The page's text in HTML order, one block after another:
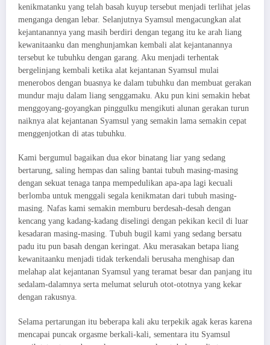
kenikmatanku yang telah basah kuyup tersebut menjadi terlihat jelas
menganga dengan lebar. Selanjutnya Syamsul mengacungkan alat
kejantanannya yang masih berdiri dengan tegang itu ke arah liang
kewanitaanku dan menghunjamkan kembali alat kejantanannya
tersebut ke tubuhku dengan garang. Aku menjadi terhentak
bergelinjang kembali ketika alat kejantanan Syamsul mulai
menerobos dengan buasnya ke dalam tubuhku dan membuat gerakan
mundur maju dalam liang senggamaku. Aku pun kini semakin hebat
menggoyang-goyangkan pinggulku mengikuti alunan gerakan turun
naiknya alat kejantanan Syamsul yang semakin lama semakin cepat
menggenjotkan di atas tubuhku.
Kami bergumul bagaikan dua ekor binatang liar yang sedang
bertarung, saling hempas dan saling bantai tubuh masing-masing
dengan sekuat tenaga tanpa mempedulikan apa-apa lagi kecuali
berlomba untuk menggali segala kenikmatan dari tubuh masing-
masing. Nafas kami semakin memburu berdesah-desah dengan
kencang yang kadang-kadang diselingi dengan pekikan kecil di luar
kesadaran masing-masing. Tubuh bugil kami yang sedang bersatu
padu itu pun basah dengan keringat. Aku merasakan betapa liang
kewanitaanku menjadi tidak terkendali berusaha menghisap dan
melahap alat kejantanan Syamsul yang teramat besar dan panjang itu
sedalam-dalamnya serta melumat seluruh otot-ototnya yang kekar
dengan rakusnya.
Selama pertarungan itu beberapa kali aku terpekik agak keras karena
mencapai puncak orgasme berkali-kali, sementara itu Syamsul